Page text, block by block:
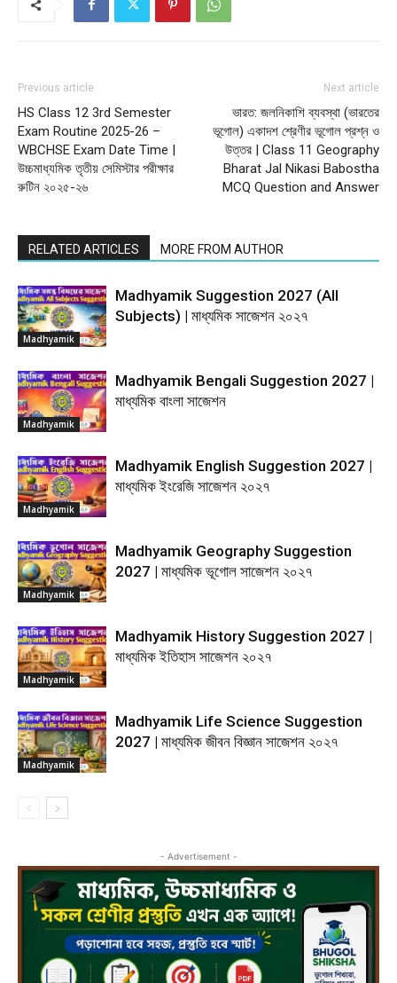
Previous article
HS Class 12 3rd Semester
Exam Routine 2025-26 –
WBCHSE Exam Date Time |
উচ্চমাধ্যমিক তৃতীয় সেমিস্টার পরীক্ষার
রুটিন ২০২৫-২৬
Next article
ভারত: জলনিকাশি ব্যবস্থা (ভারতের
ভূগোল) একাদশ শ্রেণীর ভূগোল প্রশ্ন ও
উত্তর | Class 11 Geography
Bharat Jal Nikasi Babostha
MCQ Question and Answer
RELATED ARTICLES MORE FROM AUTHOR
Madhyamik
Madhyamik Suggestion 2027 (All
Subjects) | মাধ্যমিক সাজেশন ২০২৭
Madhyamik
Madhyamik Bengali Suggestion 2027 |
মাধ্যমিক বাংলা সাজেশন
Madhyamik
Madhyamik English Suggestion 2027 |
মাধ্যমিক ইংরেজি সাজেশন ২০২৭
Madhyamik
Madhyamik Geography Suggestion
2027 | মাধ্যমিক ভূগোল সাজেশন ২০২৭
Madhyamik
Madhyamik History Suggestion 2027 |
মাধ্যমিক ইতিহাস সাজেশন ২০২৭
Madhyamik
Madhyamik Life Science Suggestion
2027 | মাধ্যমিক জীবন বিজ্ঞান সাজেশন ২০২৭
- Advertisement -